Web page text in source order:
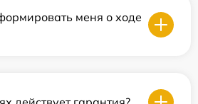
меня о ходе